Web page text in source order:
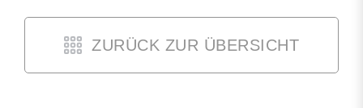
ZURÜCK ZUR ÜBERSICHT